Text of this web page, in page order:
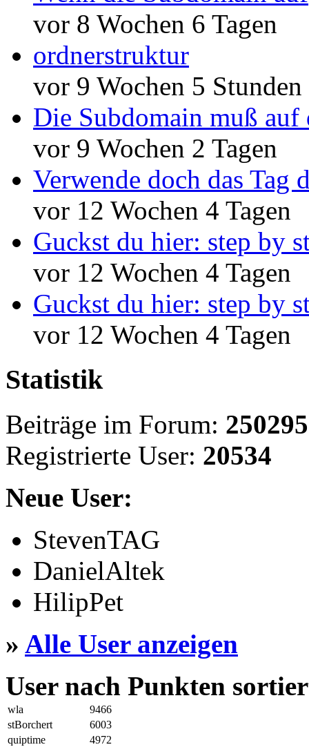
vor 8 Wochen 6 Tagen
ordnerstruktur
vor 9 Wochen 5 Stunden
Die Subdomain muß auf
vor 9 Wochen 2 Tagen
Verwende doch das Tag
vor 12 Wochen 4 Tagen
Guckst du hier: step by
vor 12 Wochen 4 Tagen
Guckst du hier: step by
vor 12 Wochen 4 Tagen
Statistik
Beiträge im Forum: 250295
Registrierte User: 20534
Neue User:
StevenTAG
DanielAltek
HilipPet
» Alle User anzeigen
User nach Punkten
wla
9466
stBorchert
6003
quiptime
4972